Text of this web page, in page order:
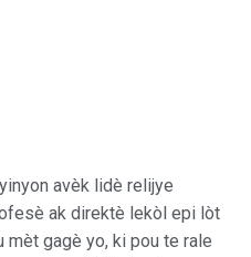
avèk lidè relijye
ak direktè lekòl epi lòt
mèt gagè yo, ki pou te rale